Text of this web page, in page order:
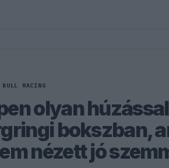
BULL RACING
olyan
bokszban,
nézett jó